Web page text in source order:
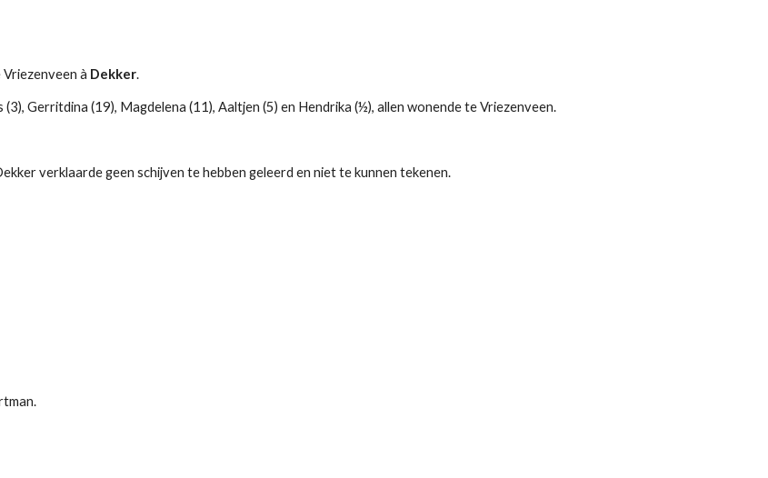
à Dekker.
(3), Gerritdina (19), Magdelena (11), Aaltjen (5) en Hendrika (½), allen wonende te Vriezenveen.
verklaarde geen schijven te hebben geleerd en niet te kunnen tekenen.